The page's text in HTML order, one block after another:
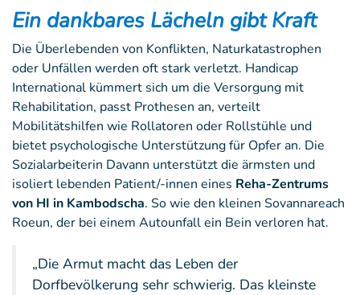
Ein dankbares Lächeln gibt Kraft
Die Überlebenden von Konflikten, Naturkatastrophen
oder Unfällen werden oft stark verletzt. Handicap
International kümmert sich um die Versorgung mit
Rehabilitation, passt Prothesen an, verteilt
Mobilitätshilfen wie Rollatoren oder Rollstühle und
bietet psychologische Unterstützung für Opfer an. Die
Sozialarbeiterin Davann unterstützt die ärmsten und
isoliert lebenden Patient/-innen eines Reha-Zentrums
von HI in Kambodscha. So wie den kleinen Sovannareach
Roeun, der bei einem Autounfall ein Bein verloren hat.
„Die Armut macht das Leben der
Dorfbevölkerung sehr schwierig. Das kleinste